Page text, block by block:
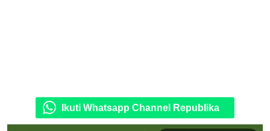
Ikuti Whatsapp Channel Republika